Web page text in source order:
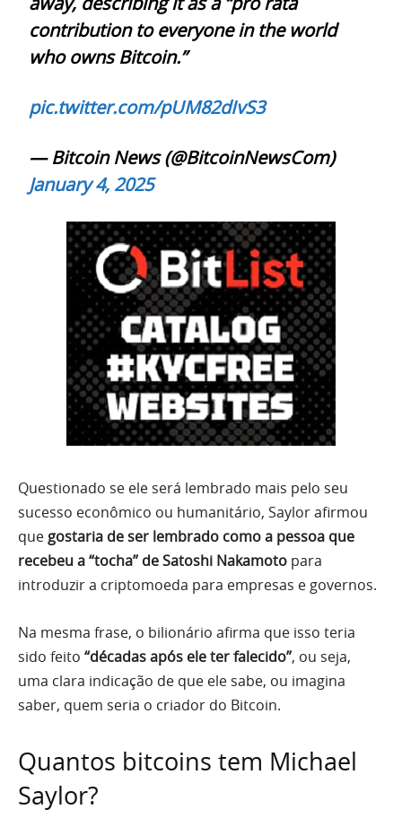
contribution to everyone in the world
who owns Bitcoin.”
pic.twitter.com/pUM82dIvS3
— Bitcoin News (@BitcoinNewsCom)
January 4, 2025
Questionado se ele será lembrado mais pelo seu
sucesso econômico ou humanitário, Saylor afirmou
que gostaria de ser lembrado como a pessoa que
recebeu a “tocha” de Satoshi Nakamoto para
introduzir a criptomoeda para empresas e governos.
Na mesma frase, o bilionário afirma que isso teria
sido feito “décadas após ele ter falecido”, ou seja,
uma clara indicação de que ele sabe, ou imagina
saber, quem seria o criador do Bitcoin.
Quantos bitcoins tem Michael
Saylor?